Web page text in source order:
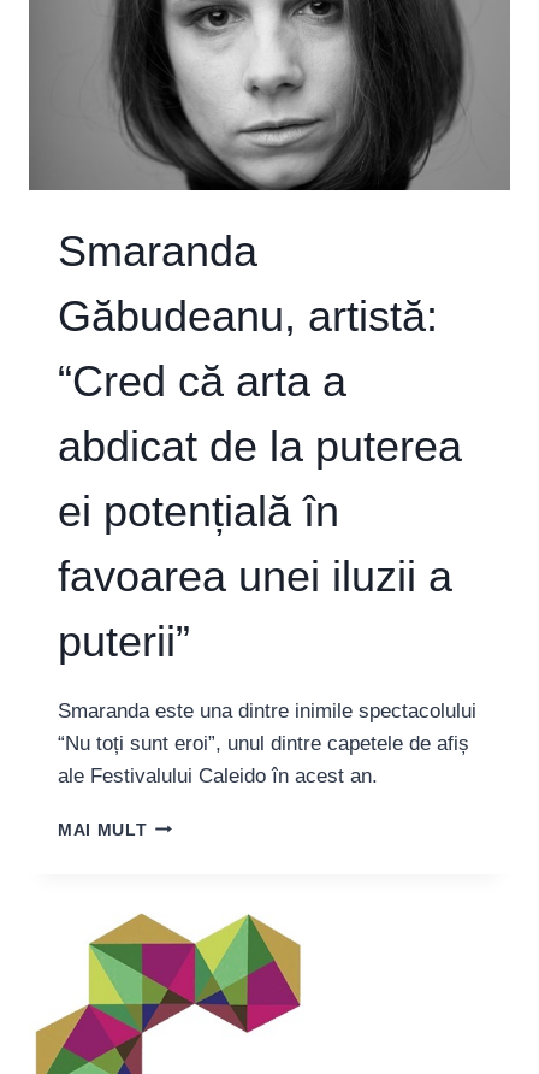
Smaranda
Găbudeanu, artistă:
“Cred că arta a
abdicat de la puterea
ei potențială în
favoarea unei iluzii a
puterii”
Smaranda este una dintre inimile spectacolului
“Nu toți sunt eroi”, unul dintre capetele de afiș
ale Festivalului Caleido în acest an.
MAI MULTSMARANDA
CĂ
ARTA
A
ABDICAT
DE